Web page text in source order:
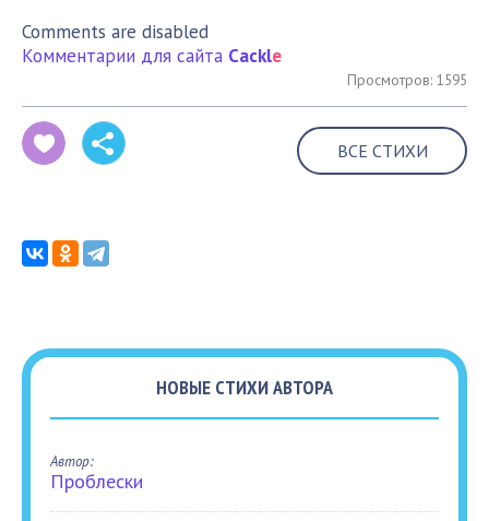
Comments are disabled
Комментарии для сайта Cackle
Просмотров: 1595
ВСЕ СТИХИ
НОВЫЕ СТИХИ АВТОРА
Автор:
Проблески